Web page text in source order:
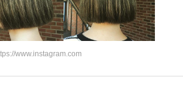
www.instagram.com